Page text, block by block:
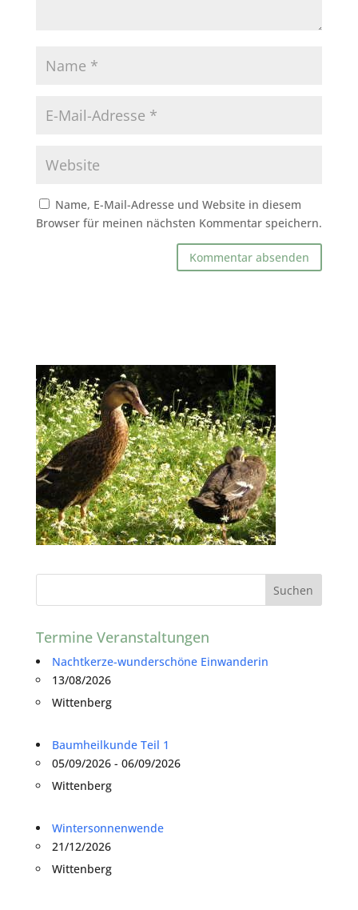
Name, E-Mail-Adresse und Website in diesem
Browser für meinen nächsten Kommentar speichern.
Termine Veranstaltungen
Nachtkerze-wunderschöne Einwanderin
13/08/2026
Wittenberg
Baumheilkunde Teil 1
05/09/2026 - 06/09/2026
Wittenberg
Wintersonnenwende
21/12/2026
Wittenberg